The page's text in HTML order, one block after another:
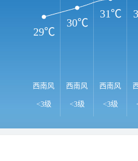
西南风
<3级
西南风
<3级
西南风
<3级
29℃
30℃
31℃